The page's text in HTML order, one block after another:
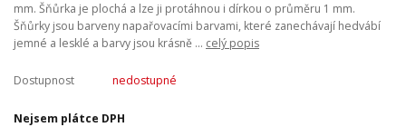
mm. Šňůrka je plochá a lze ji protáhnou i dírkou o průměru 1 mm.
Šňůrky jsou barveny napařovacími barvami, které zanechávají hedvábí
jemné a lesklé a barvy jsou krásně ... celý popis
Dostupnost nedostupné
Nejsem plátce DPH